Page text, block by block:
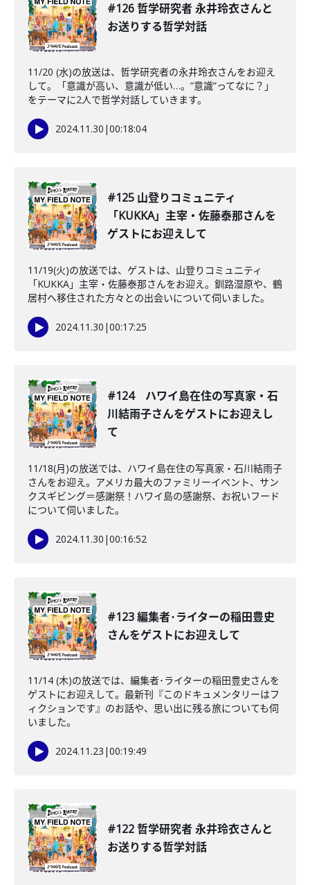
#126 哲学研究者 永井玲衣さんと
お送りする哲学対話
11/20 (水)の放送は、哲学研究者の永井玲衣さんをお迎え
して。「意識が高い、意識が低い…。”意識”ってなに？」
をテーマに2人で哲学対話していきます。
2024.11.30 |00:18:04
#125 山登りコミュニティ
「KUKKA」主宰・佐藤泰那さんを
ゲストにお迎えして
11/19(火)の放送では、ゲストは、山登りコミュニティ
「KUKKA」主宰・佐藤泰那さんをお迎え。釧路湿原や、鶴
居村へ移住された方々との出会いについて伺いました。
2024.11.30 |00:17:25
#124 ハワイ島在住の写真家・石
川結雨子さんをゲストにお迎えし
て
11/18(月)の放送では、ハワイ島在住の写真家・石川結雨子
さんをお迎え。アメリカ最大のファミリーイベント、サン
クスギビング＝感謝祭！ハワイ島の感謝祭、お祝いフード
について伺いました。
2024.11.30 |00:16:52
#123 編集者･ライターの稲田豊史
さんをゲストにお迎えして
11/14 (木)の放送では、編集者･ライターの稲田豊史さんを
ゲストにお迎えして。最新刊『このドキュメンタリーはフ
ィクションです』のお話や、思い出に残る旅についても伺
いました。
2024.11.23 |00:19:49
#122 哲学研究者 永井玲衣さんと
お送りする哲学対話